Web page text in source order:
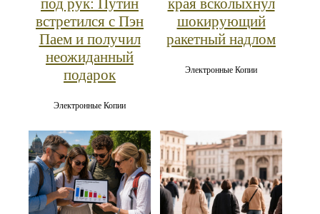
под рук: Путин
встретился с Пэн
Паем и получил
неожиданный
подарок
Электронные Копии
края всколыхнул
шокирующий
ракетный надлом
Электронные Копии